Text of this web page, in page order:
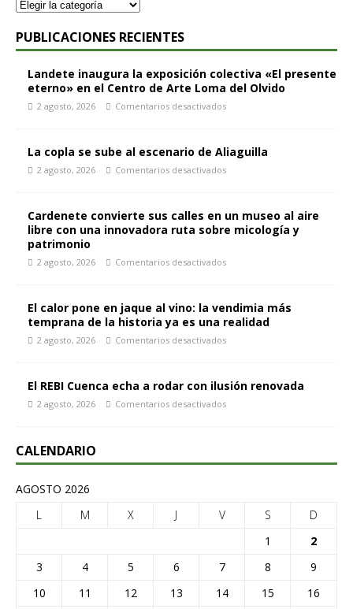
PUBLICACIONES RECIENTES
Landete inaugura la exposición colectiva «El presente
eterno» en el Centro de Arte Loma del Olvido
2 agosto, 2026 Comentarios desactivados
La copla se sube al escenario de Aliaguilla
2 agosto, 2026 Comentarios desactivados
Cardenete convierte sus calles en un museo al aire
libre con una innovadora ruta sobre micología y
patrimonio
2 agosto, 2026 Comentarios desactivados
El calor pone en jaque al vino: la vendimia más
temprana de la historia ya es una realidad
2 agosto, 2026 Comentarios desactivados
El REBI Cuenca echa a rodar con ilusión renovada
2 agosto, 2026 Comentarios desactivados
CALENDARIO
AGOSTO 2026
L
M X J V S
D
1
2
3
4 5 6 7 8
9
10
11 12 13 14 15
16